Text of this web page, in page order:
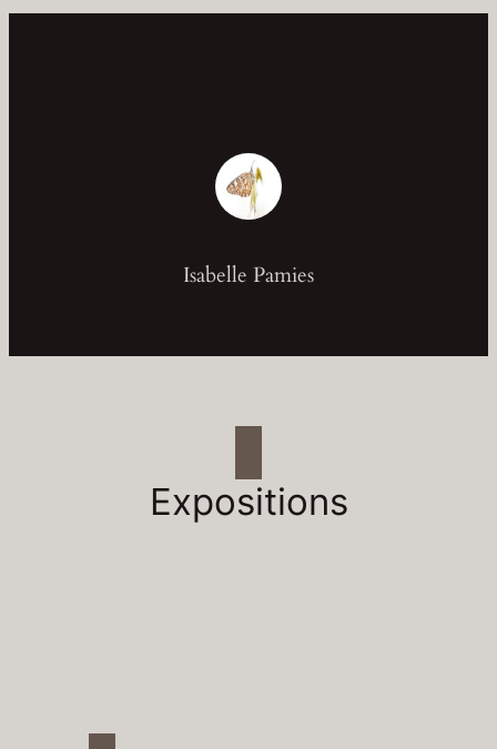
Isabelle Pamies
Expositions